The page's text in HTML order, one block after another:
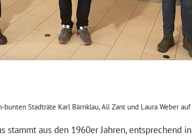
bunten Stadträte Karl Bärnklau, Ali Zant und Laura Weber
stammt aus den 1960er Jahren, entsprechend